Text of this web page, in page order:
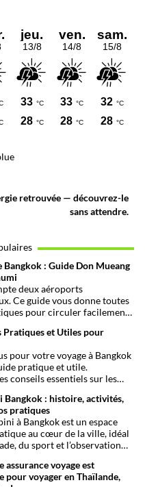
retrouvée — découvrez-le
sans attendre.
: Guide Don Mueang
deux aéroports
Ce guide vous donne toutes
pour circuler facilement
et Utiles pour
pour votre voyage à Bangkok
pratique et utile.
conseils essentiels sur les
plus encore pour rendre
facile que possible.
Bangkok : histoire, activités,
pratiques
à Bangkok est un espace
au cœur de la ville, idéal
du sport et l’observation
assurance voyage est
pour voyager en Thaïlande,